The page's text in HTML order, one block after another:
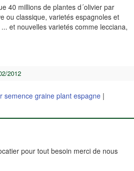
40 millions de plantes d´olivier par
ou classique, varietés espagnoles et
et nouvelles varietés comme lecciana,
2012
semence graine plant espagne|
pour tout besoin merci de nous